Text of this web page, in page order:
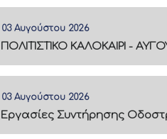
03 Αυγούστου 2026
ΠΟΛΙΤΙΣΤΙΚΟ ΚΑΛΟΚΑΙΡΙ -
03 Αυγούστου 2026
Εργασίες Συντήρησης